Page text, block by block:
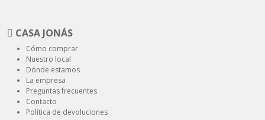
CASA JONÁS
Cómo comprar
Nuestro local
Dónde estamos
La empresa
Preguntas frecuentes
Contacto
Política de devoluciones